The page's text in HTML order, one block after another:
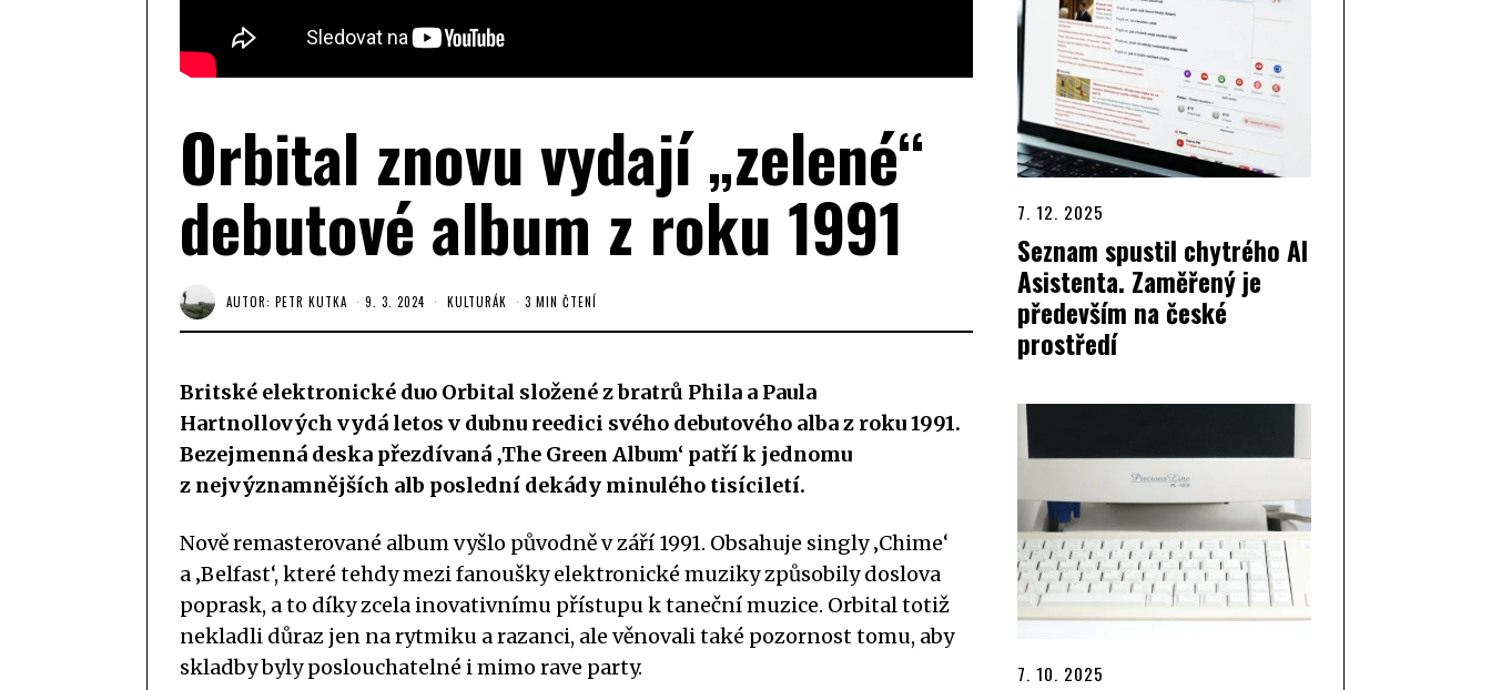
Orbital znovu vydají „zelené“
debutové album z roku 1991
AUTOR: PETR KUTKA 9. 3. 2024 KULTURÁK 3 MIN ČTENÍ
Britské elektronické duo Orbital složené z bratrů Phila a Paula
Hartnollových vydá letos v dubnu reedici svého debutového alba z roku 1991.
Bezejmenná deska přezdívaná ‚The Green Album‘ patří k jednomu
z nejvýznamnějších alb poslední dekády minulého tisíciletí.
Nově remasterované album vyšlo původně v září 1991. Obsahuje singly ‚Chime‘
a ‚Belfast‘, které tehdy mezi fanoušky elektronické muziky způsobily doslova
poprask, a to díky zcela inovativnímu přístupu k taneční muzice. Orbital totiž
nekladli důraz jen na rytmiku a razanci, ale věnovali také pozornost tomu, aby
skladby byly poslouchatelné i mimo rave party.
7. 12. 2025
Seznam spustil chytrého AI
Asistenta. Zaměřený je
především na české
prostředí
7. 10. 2025